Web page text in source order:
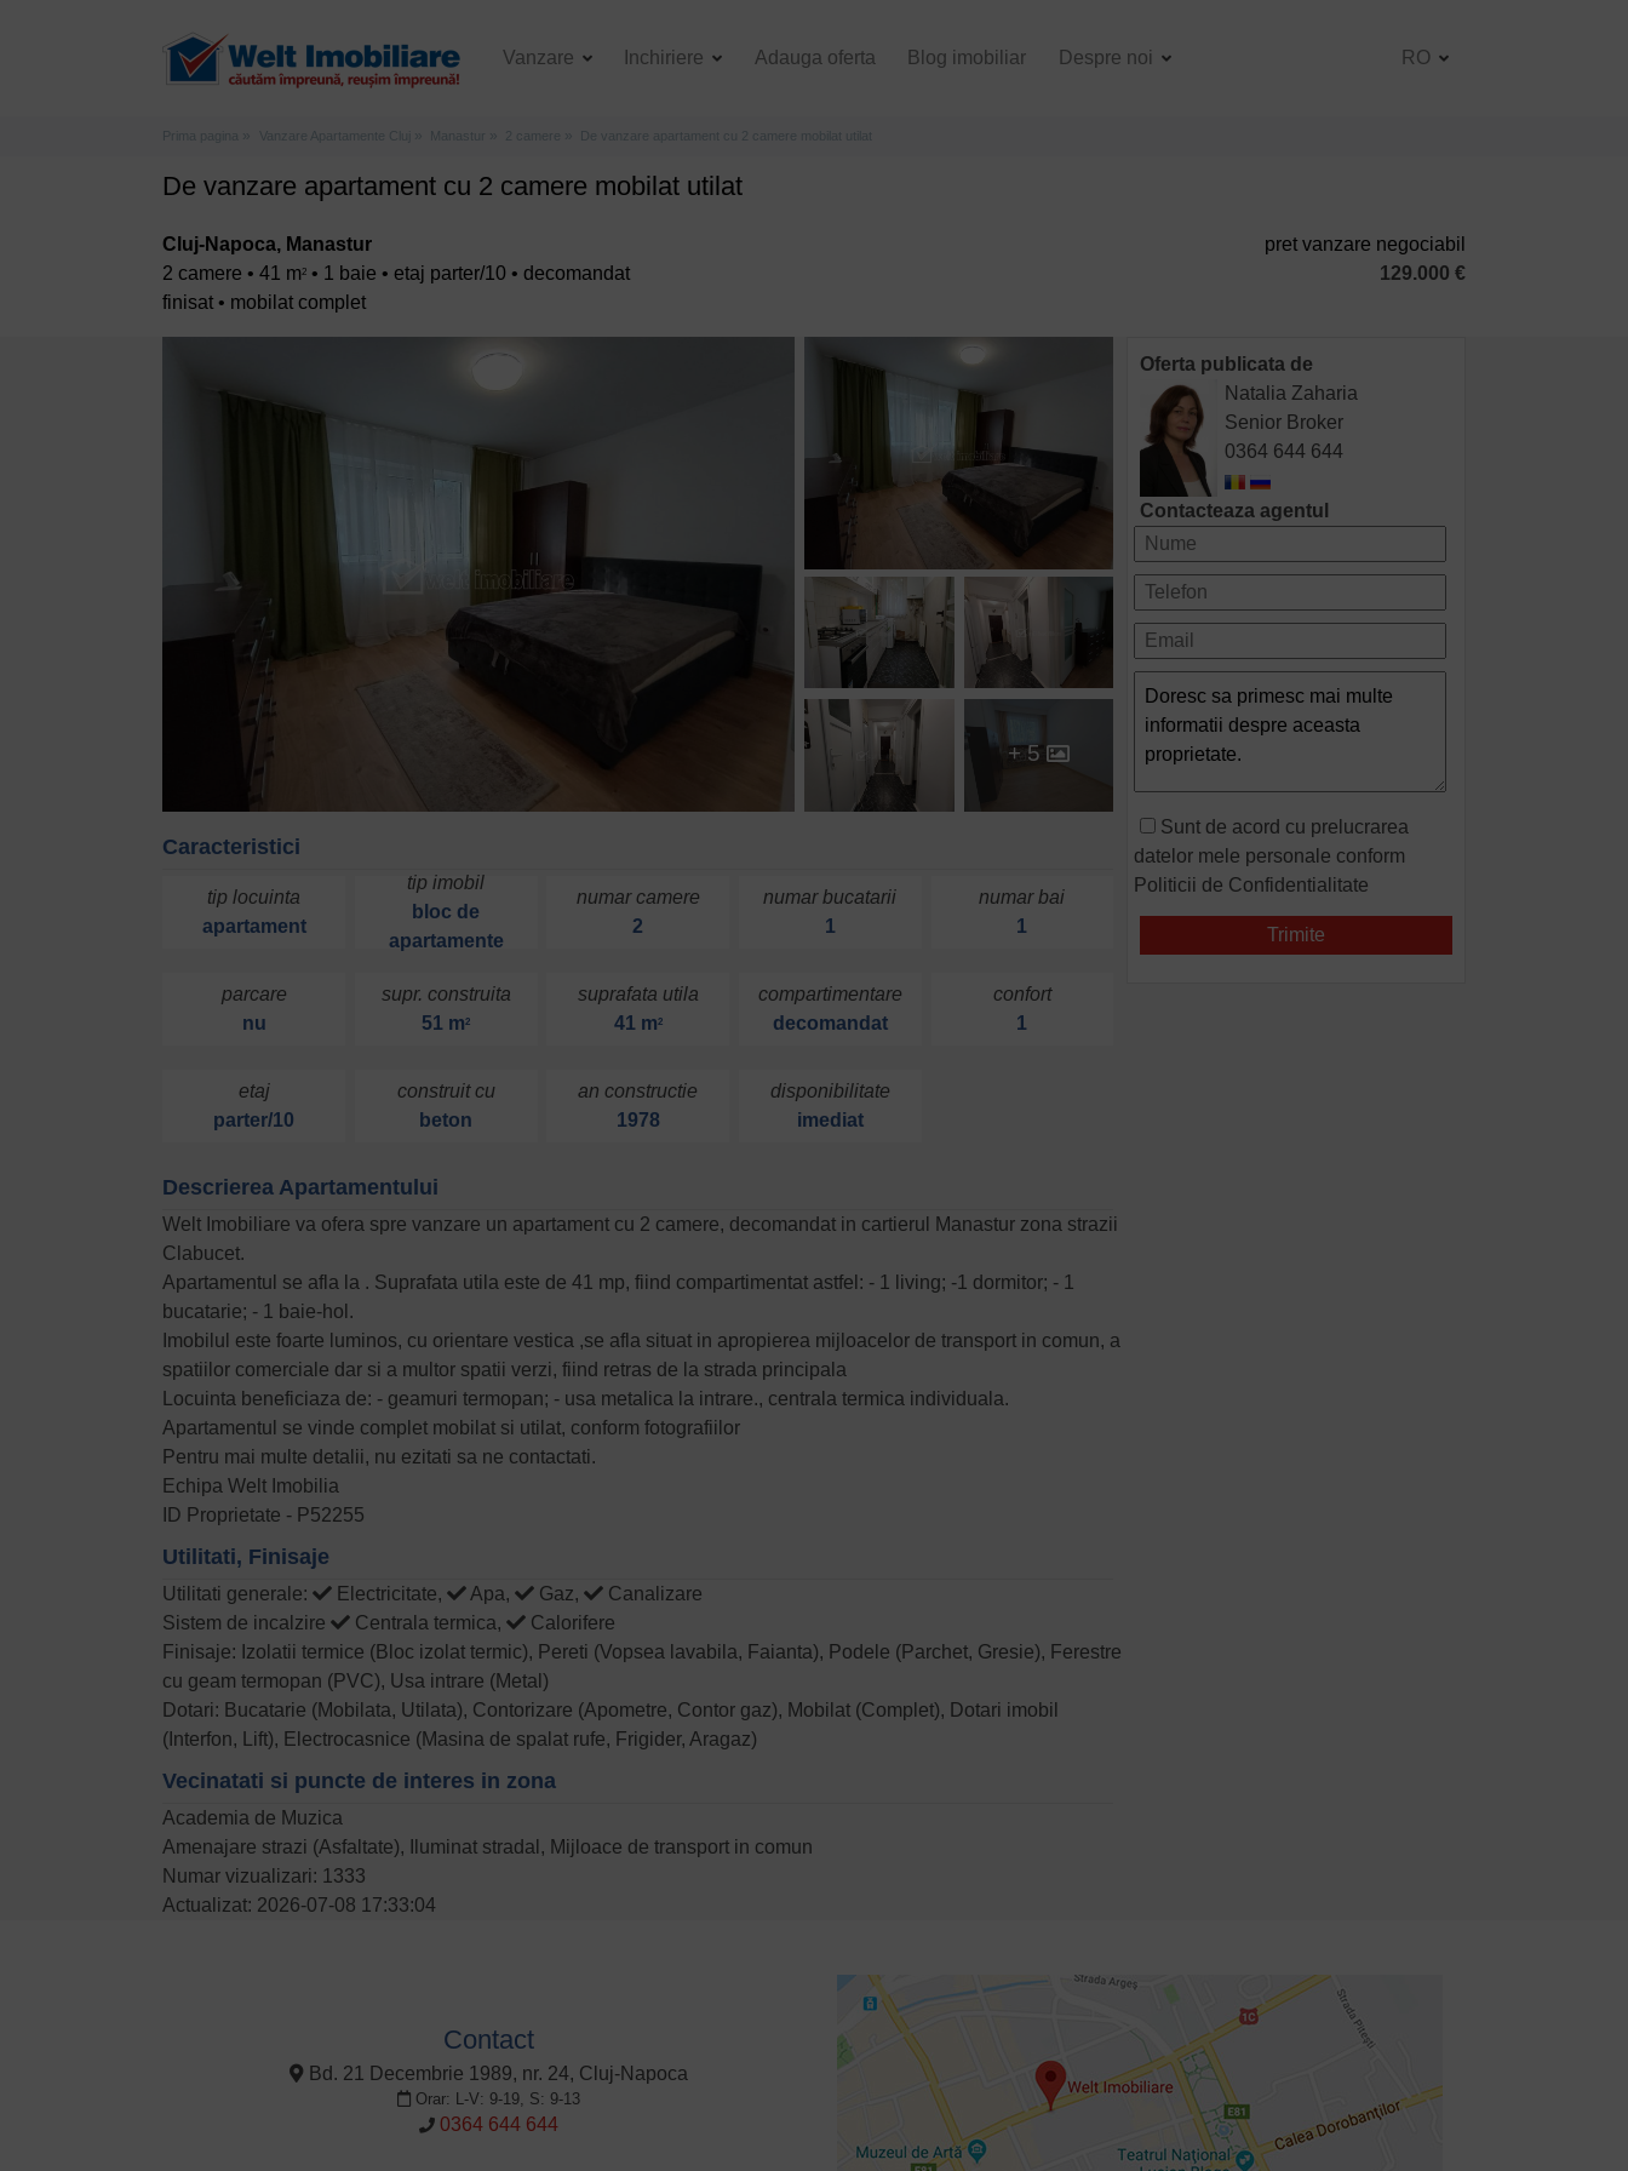
Vanzare Inchiriere Adauga oferta Blog imobiliar Despre noi RO
Prima pagina Vanzare Apartamente Cluj Manastur 2 camere De vanzare apartament cu 2 camere mobilat utilat
De vanzare apartament cu 2 camere mobilat utilat
Cluj-Napoca, Manastur
2 camere • 41 m2 • 1 baie • etaj parter/10 • decomandat
finisat • mobilat complet
pret vanzare negociabil
129.000 €
+ 5
Caracteristici
tip locuinta
apartament
tip imobil
bloc de
apartamente
numar camere
2
numar bucatarii
1
numar bai
1
parcare
nu
supr. construita
51 m2
suprafata utila
41 m2
compartimentare
decomandat
confort
1
etaj
parter/10
construit cu
beton
an constructie
1978
disponibilitate
imediat
Descrierea Apartamentului
Welt Imobiliare va ofera spre vanzare un apartament cu 2 camere, decomandat in cartierul Manastur zona strazii
Clabucet.
Apartamentul se afla la . Suprafata utila este de 41 mp, fiind compartimentat astfel: - 1 living; -1 dormitor; - 1
bucatarie; - 1 baie-hol.
Imobilul este foarte luminos, cu orientare vestica ,se afla situat in apropierea mijloacelor de transport in comun, a
spatiilor comerciale dar si a multor spatii verzi, fiind retras de la strada principala
Locuinta beneficiaza de: - geamuri termopan; - usa metalica la intrare., centrala termica individuala.
Apartamentul se vinde complet mobilat si utilat, conform fotografiilor
Pentru mai multe detalii, nu ezitati sa ne contactati.
Echipa Welt Imobilia
ID Proprietate - P52255
Utilitati, Finisaje
Utilitati generale: Electricitate, Apa, Gaz,
Canalizare
Sistem de incalzire
Centrala termica,
Calorifere
Finisaje: Izolatii termice (Bloc izolat termic), Pereti (Vopsea lavabila, Faianta), Podele (Parchet, Gresie), Ferestre
cu geam termopan (PVC), Usa intrare (Metal)
Dotari: Bucatarie (Mobilata, Utilata), Contorizare (Apometre, Contor gaz), Mobilat (Complet), Dotari imobil
(Interfon, Lift), Electrocasnice (Masina de spalat rufe, Frigider, Aragaz)
Vecinatati si puncte de interes in zona
Academia de Muzica
Amenajare strazi (Asfaltate), Iluminat stradal, Mijloace de transport in comun
Numar vizualizari: 1333
Actualizat: 2026-07-08 17:33:04
Oferta publicata de
Natalia Zaharia
Senior Broker
0364 644 644
Contacteaza agentul
Sunt de acord cu prelucrarea
datelor mele personale conform
Politicii de Confidentialitate
Contact
Bd. 21 Decembrie 1989, nr. 24, Cluj-Napoca
Orar: L-V: 9-19, S: 9-13
0364 644 644